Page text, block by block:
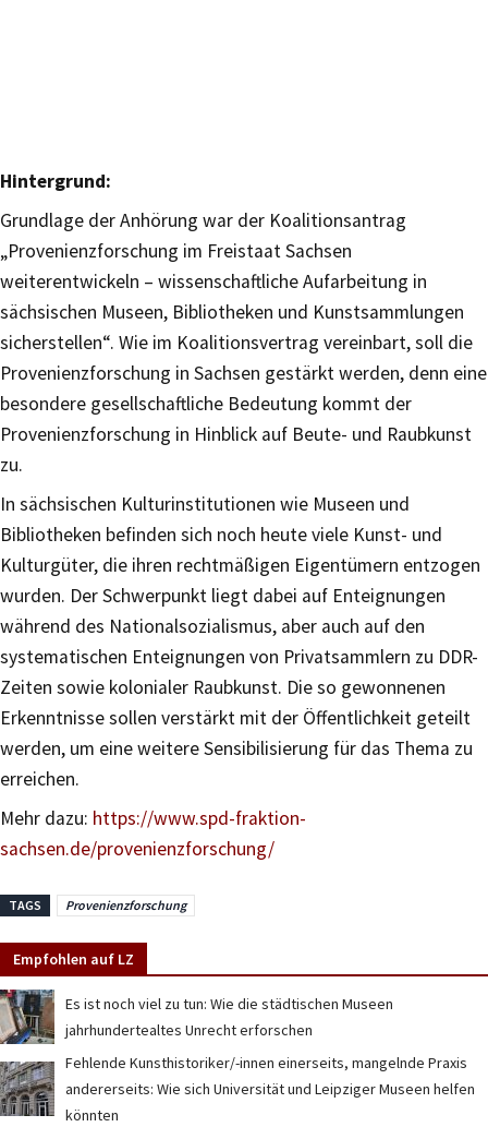
Hintergrund:
Grundlage der Anhörung war der Koalitionsantrag
„Provenienzforschung im Freistaat Sachsen
weiterentwickeln – wissenschaftliche Aufarbeitung in
sächsischen Museen, Bibliotheken und Kunstsammlungen
sicherstellen“. Wie im Koalitionsvertrag vereinbart, soll die
Provenienzforschung in Sachsen gestärkt werden, denn eine
besondere gesellschaftliche Bedeutung kommt der
Provenienzforschung in Hinblick auf Beute- und Raubkunst
zu.
In sächsischen Kulturinstitutionen wie Museen und
Bibliotheken befinden sich noch heute viele Kunst- und
Kulturgüter, die ihren rechtmäßigen Eigentümern entzogen
wurden. Der Schwerpunkt liegt dabei auf Enteignungen
während des Nationalsozialismus, aber auch auf den
systematischen Enteignungen von Privatsammlern zu DDR-
Zeiten sowie kolonialer Raubkunst. Die so gewonnenen
Erkenntnisse sollen verstärkt mit der Öffentlichkeit geteilt
werden, um eine weitere Sensibilisierung für das Thema zu
erreichen.
Mehr dazu: https://www.spd-fraktion-
sachsen.de/provenienzforschung/
TAGS Provenienzforschung
Empfohlen auf LZ
Es ist noch viel zu tun: Wie die städtischen Museen
jahrhundertealtes Unrecht erforschen
Fehlende Kunsthistoriker/-innen einerseits, mangelnde Praxis
andererseits: Wie sich Universität und Leipziger Museen helfen
könnten